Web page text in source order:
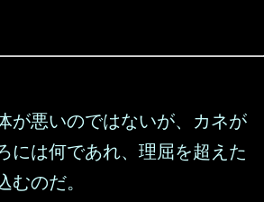
が悪いのではないが、カネが
には何であれ、理屈を超えた
むのだ。